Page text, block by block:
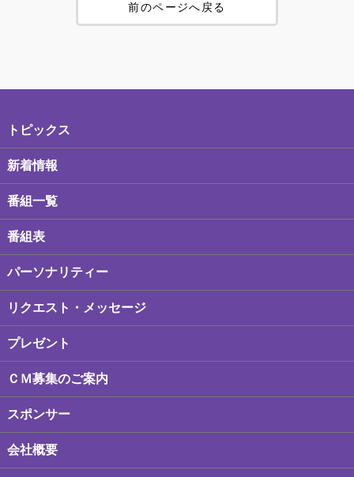
前のページへ戻る
トピックス
新着情報
番組一覧
番組表
パーソナリティー
リクエスト・メッセージ
プレゼント
ＣＭ募集のご案内
スポンサー
会社概要